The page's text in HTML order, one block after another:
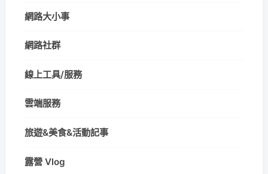
網路大小事
網路社群
線上工具/服務
雲端服務
旅遊&美食&活動記事
露營 Vlog